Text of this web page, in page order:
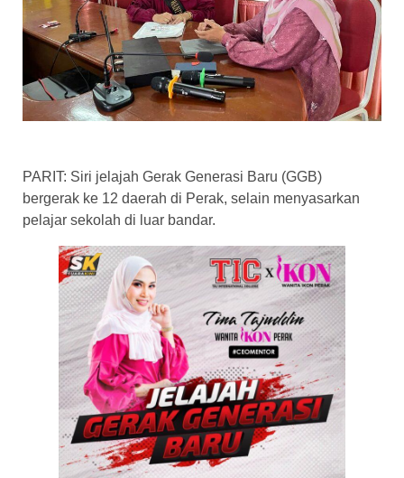
PARIT: Siri jelajah Gerak Generasi Baru (GGB)
bergerak ke 12 daerah di Perak, selain menyasarkan
pelajar sekolah di luar bandar.